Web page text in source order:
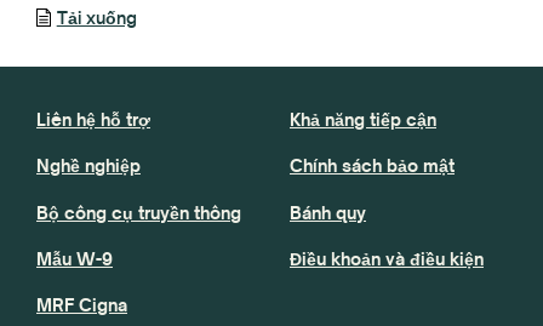
Tải xuống
Liên hệ hỗ trợ
Nghề nghiệp
Bộ công cụ truyền thông
Mẫu W-9
MRF Cigna
Khả năng tiếp cận
Chính sách bảo mật
Bánh quy
Điều khoản và điều kiện